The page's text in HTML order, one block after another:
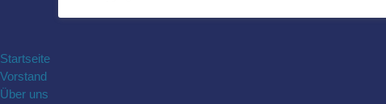
Startseite
Vorstand
Über uns